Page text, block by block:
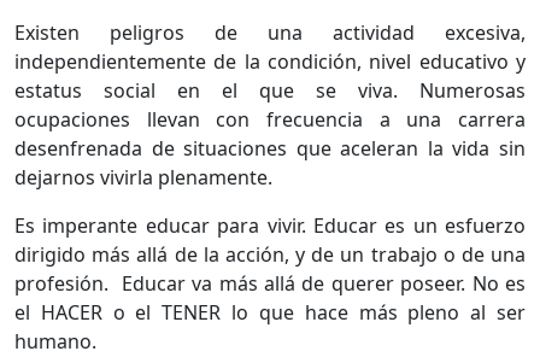
Existen peligros de una actividad excesiva,
independientemente de la condición, nivel educativo y
estatus social en el que se viva. Numerosas
ocupaciones llevan con frecuencia a una carrera
desenfrenada de situaciones que aceleran la vida sin
dejarnos vivirla plenamente.
Es imperante educar para vivir. Educar es un esfuerzo
dirigido más allá de la acción, y de un trabajo o de una
profesión. Educar va más allá de querer poseer. No es
el HACER o el TENER lo que hace más pleno al ser
humano.